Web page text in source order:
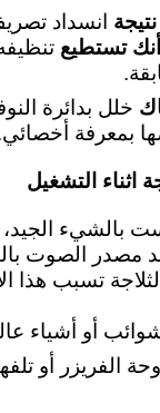
انسداد
تستطيع
خلل بدائرة
بمعرفة
اثناء التشغيل
بالشيء الجيد،
مصدر الصوت
تسبب هذا
أو أشياء
الفريزر أو